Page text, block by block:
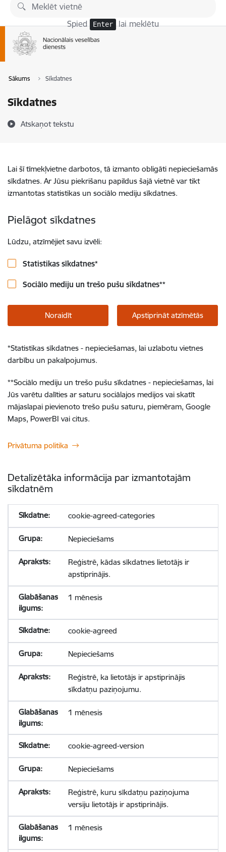
Pāriet uz lapas saturu
Spied Enter lai meklētu
Sākums Sīkdatnes
Sīkdatnes
Atskaņot tekstu
Lai šī tīmekļvietne darbotos, tā izmanto obligāti nepieciešamās
sīkdatnes. Ar Jūsu piekrišanu papildus šajā vietnē var tikt
izmantotas statistikas un sociālo mediju sīkdatnes.
Pielāgot sīkdatnes
Lūdzu, atzīmējiet savu izvēli:
Statistikas sīkdatnes*
Sociālo mediju un trešo pušu sīkdatnes**
Noraidīt Apstiprināt atzīmētās
*Statistikas sīkdatnes - nepieciešamas, lai uzlabotu vietnes
darbību un pakalpojumus.
**Sociālo mediju un trešo pušu sīkdatnes - nepieciešamas, lai
Jūs varētu dalīties ar saturu sociālajos medijos vai skatīt
mājaslapai pievienoto trešo pušu saturu, piemēram, Google
Maps, PowerBI vai citus.
Privātuma politika
Detalizētāka informācija par izmantotajām
sīkdatnēm
cookie-agreed-categories
Nepieciešams
Reģistrē, kādas sīkdatnes lietotājs ir
apstiprinājis.
1 mēnesis
cookie-agreed
Nepieciešams
Reģistrē, ka lietotājs ir apstiprinājis
sīkdatņu paziņojumu.
1 mēnesis
cookie-agreed-version
Nepieciešams
Reģistrē, kuru sīkdatņu paziņojuma
versiju lietotājs ir apstiprinājis.
1 mēnesis